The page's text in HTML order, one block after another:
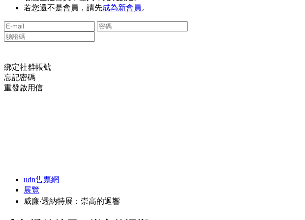
若您還不是會員，請先成為新會員 。
綁定社群帳號
忘記密碼
重發啟用信
udn售票網
展覽
威廉‧透納特展：崇高的迴響